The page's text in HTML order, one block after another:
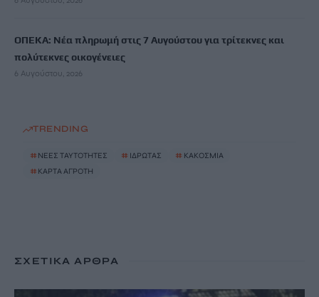
ΟΠΕΚΑ: Νέα πληρωμή στις 7 Αυγούστου για τρίτεκνες και
πολύτεκνες οικογένειες
6 Αυγούστου, 2026
TRENDING
# ΝΕΕΣ ΤΑΥΤΟΤΗΤΕΣ # ΙΔΡΩΤΑΣ # ΚΑΚΟΣΜΙΑ
# ΚΑΡΤΑ ΑΓΡΟΤΗ
ΣΧΕΤΙΚΆ ΆΡΘΡΑ